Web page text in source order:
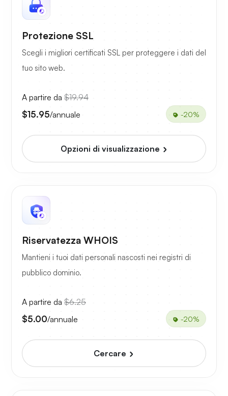
Protezione SSL
Scegli i migliori certificati SSL per proteggere i dati del
tuo sito web.
A partire da $19.94
$15.95/annuale -20%
Opzioni di visualizzazione
Riservatezza WHOIS
Mantieni i tuoi dati personali nascosti nei registri di
pubblico dominio.
A partire da $6.25
$5.00/annuale -20%
Cercare